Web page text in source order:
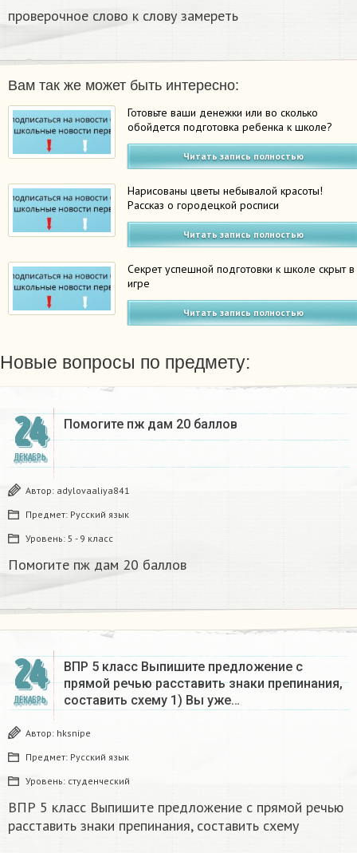
проверочное слово к слову замереть​
Вам так же может быть интересно:
Готовьте ваши денежки или во сколько
обойдется подготовка ребенка к школе?
Читать запись полностью
Нарисованы цветы небывалой красоты!
Рассказ о городецкой росписи
Читать запись полностью
Секрет успешной подготовки к школе скрыт в
игре
Читать запись полностью
Новые вопросы по предмету:
24
ДЕКАБРЬ
Помогите пж дам 20 баллов ​
Автор: adylovaaliya841
Предмет: Русский язык
Уровень: 5 - 9 класс
Помогите пж дам 20 баллов ​
24
ДЕКАБРЬ
ВПР 5 класс Выпишите предложение с
прямой речью расставить знаки препинания,
составить схему 1) Вы уже…
Автор: hksnipe
Предмет: Русский язык
Уровень: студенческий
ВПР 5 класс Выпишите предложение с прямой речью
расставить знаки препинания, составить схему